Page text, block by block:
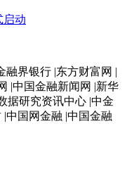
启动
融界银行 |东方财富网 |
|中国金融新闻网 |新华
据研究资讯中心 |中金
中国网金融 |中国金融